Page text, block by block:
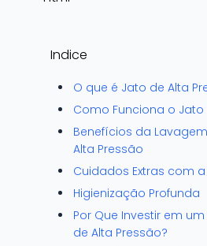
Indice
O que é Jato de Alta
Como Funciona o Jato
Benefícios da
Alta Pressão
Cuidados Extras com a
Higienização Profunda
Por Que Investir em
de Alta Pressão?